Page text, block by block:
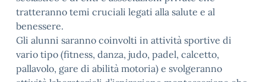
tratteranno temi cruciali legati alla salute e al
benessere.
Gli alunni saranno coinvolti in attività sportive di
vario tipo (fitness, danza, judo, padel, calcetto,
pallavolo, gare di abilità motoria) e svolgeranno